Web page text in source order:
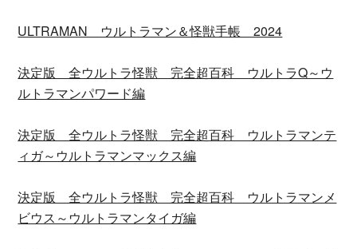
ULTRAMAN ウルトラマン＆怪獣手帳 2024
決定版 全ウルトラ怪獣 完全超百科 ウルトラQ～ウ
ルトラマンパワード編
決定版 全ウルトラ怪獣 完全超百科 ウルトラマンテ
ィガ～ウルトラマンマックス編
決定版 全ウルトラ怪獣 完全超百科 ウルトラマンメ
ビウス～ウルトラマンタイガ編